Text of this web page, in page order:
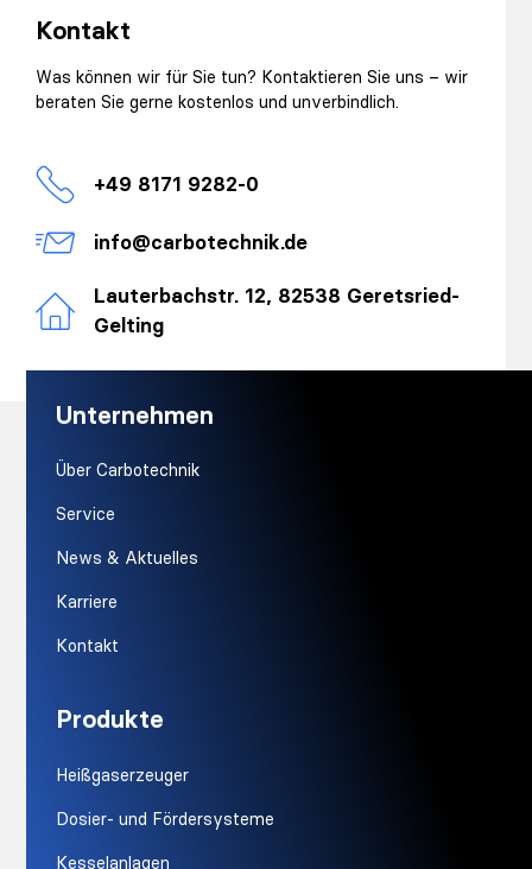
Kontakt
Was können wir für Sie tun? Kontaktieren Sie uns – wir
beraten Sie gerne kostenlos und unverbindlich.
+49 8171 9282-0
info@carbotechnik.de
Lauterbachstr. 12, 82538 Geretsried-
Gelting
Unternehmen
Über Carbotechnik
Service
News & Aktuelles
Karriere
Kontakt
Produkte
Heißgaserzeuger
Dosier- und Fördersysteme
Kesselanlagen